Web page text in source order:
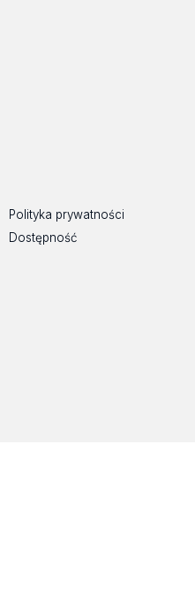
Polityka prywatności
Dostępność